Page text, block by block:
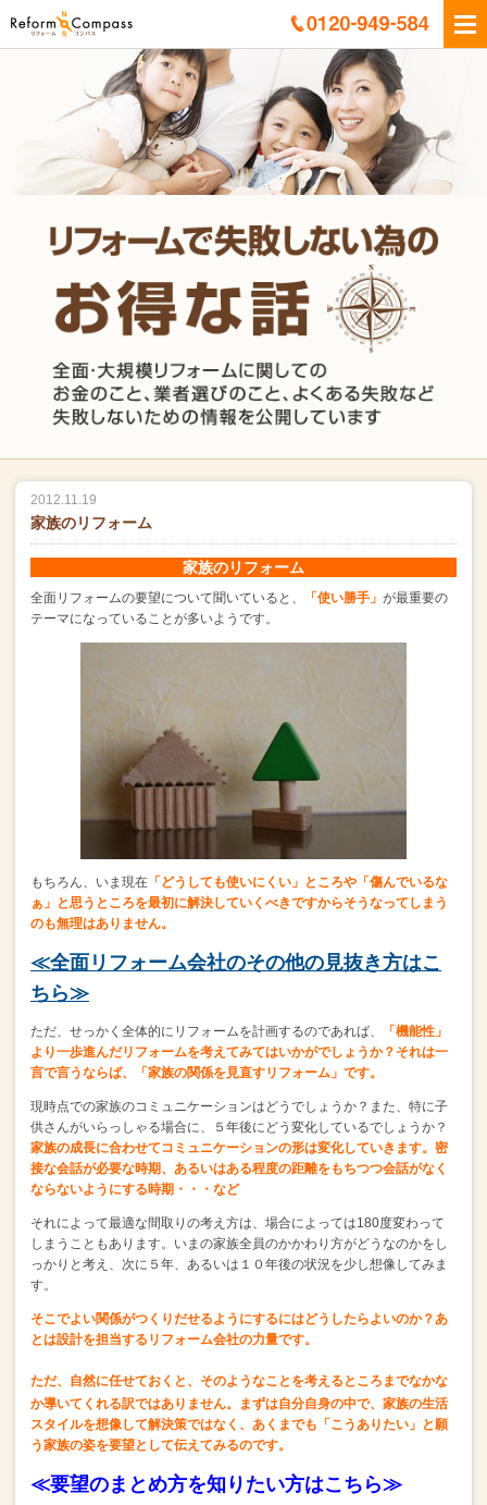
2012.11.19
家族のリフォーム
家族のリフォーム
全面リフォームの要望について聞いていると、 「使い勝手」 が最重要の
テーマになっていることが多いようです。
もちろん、いま現在 「どうしても使いにくい」ところや 「傷んでいるな
ぁ」と思うところを最初に解決していくべきですからそうなってしまう
のも無理はありません。
≪全面リフォーム会社のその他の見抜き方はこ
ちら≫
ただ、せっかく全体的にリフォームを計画するのであれば、
「機能性」
より一歩進んだリフォームを考えてみてはいかがでしょうか？ それは一
言で言うならば、「家族の関係を見直すリフォーム」です。
現時点での家族のコミュニケーションはどうでしょうか？ また、特に子
供さんがいらっしゃる場合に、５年後にどう変化しているでしょうか？
家族の成長に合わせてコミュニケーションの形は変化していきます。 密
接な会話が必要な時期、 あるいはある程度の距離をもちつつ会話がなく
ならないようにする時期・・・など
それによって最適な間取りの考え方は、 場合によっては180度変わって
しまうこともあります。 いまの家族全員のかかわり方がどうなのかをし
っかりと考え、 次に５年、あるいは１０年後の状況を少し想像してみま
す。
そこでよい関係がつくりだせるようにするにはどうしたらよいのか？ あ
とは設計を担当するリフォーム会社の力量です。
ただ、自然に任せておくと、そのようなことを考えるところまでなかな
か導いてくれる訳ではありません。
まずは自分自身の中で、家族の生活
スタイルを想像して解決策ではなく、あくまでも「こうありたい」と願
う家族の姿を要望として伝えてみるのです。
≪要望のまとめ方を知りたい方はこちら≫